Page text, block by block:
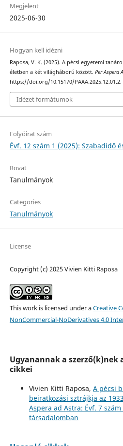
Megjelent
2025-06-30
Hogyan kell idézni
Raposa, V. K. (2025). A pécsi egyetemi
életben a két világháború között. Per Aspera
https://doi.org/10.15170/PAAA.2025.12.01.2.
Idézet formátumok
Folyóirat szám
Évf. 12 szám 1 (2025): Szabadidő
Rovat
Tanulmányok
Categories
Tanulmányok
License
Copyright (c) 2025 Vivien Kitti Raposa
This work is licensed under aCreative
NonCommercial-NoDerivatives 4.0
Ugyanannak a
cikkei
Vivien Kitti Raposa, A pécsi
beiratkozási sztrájkja az
Aspera ad Astra: Évf. 7
társadalomban